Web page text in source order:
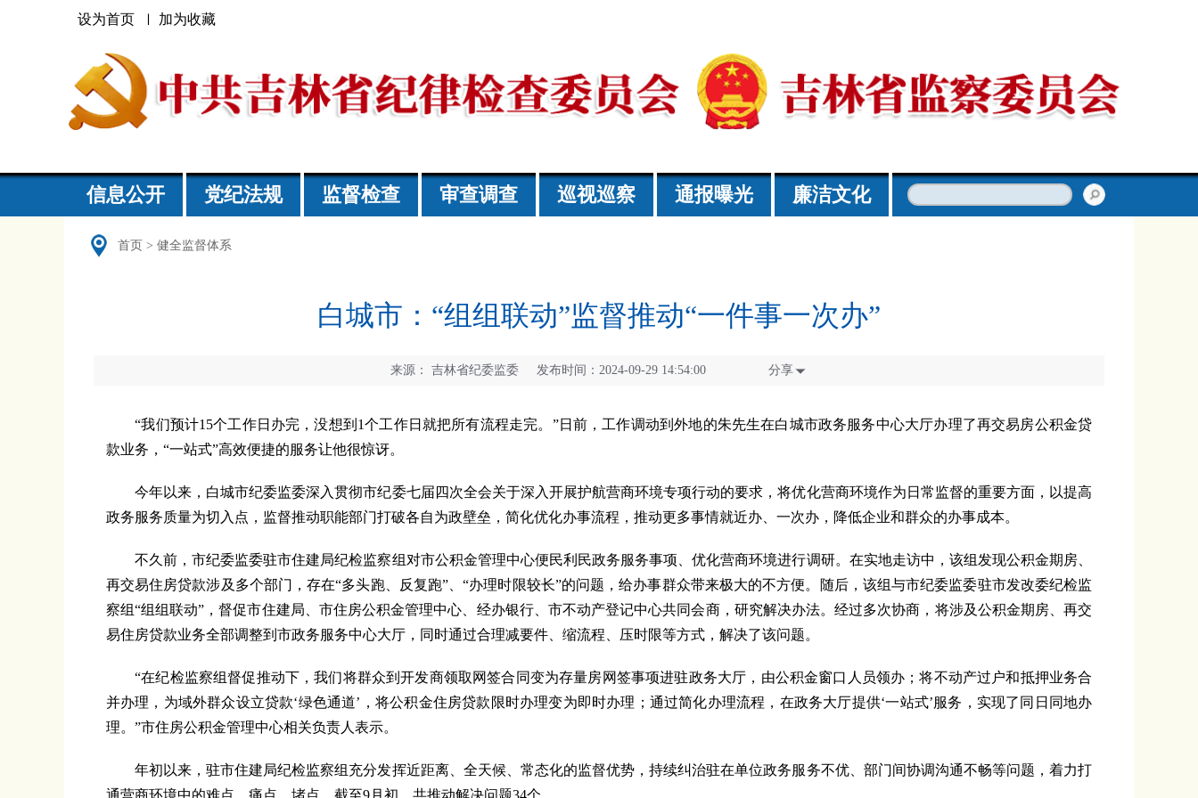
设为首页 加为收藏
信息公开 党纪法规 监督检查 审查调查 巡视巡察 通报曝光 廉洁文化
首页 >健全监督体系
白城市：“组组联动”监督推动“一件事一次办”
来源： 吉林省纪委监委 发布时间：2024-09-29 14:54:00 分享
“我们预计15个工作日办完，没想到1个工作日就把所有流程走完。”日前，工作调动到外地的朱先生在白城市政务服务中心大厅办理了再交易房公积金贷
款业务，“一站式”高效便捷的服务让他很惊讶。
今年以来，白城市纪委监委深入贯彻市纪委七届四次全会关于深入开展护航营商环境专项行动的要求，将优化营商环境作为日常监督的重要方面，以提高
政务服务质量为切入点，监督推动职能部门打破各自为政壁垒，简化优化办事流程，推动更多事情就近办、一次办，降低企业和群众的办事成本。
不久前，市纪委监委驻市住建局纪检监察组对市公积金管理中心便民利民政务服务事项、优化营商环境进行调研。在实地走访中，该组发现公积金期房、
再交易住房贷款涉及多个部门，存在“多头跑、反复跑”、“办理时限较长”的问题，给办事群众带来极大的不方便。随后，该组与市纪委监委驻市发改委纪检监
察组“组组联动”，督促市住建局、市住房公积金管理中心、经办银行、市不动产登记中心共同会商，研究解决办法。经过多次协商，将涉及公积金期房、再交
易住房贷款业务全部调整到市政务服务中心大厅，同时通过合理减要件、缩流程、压时限等方式，解决了该问题。
“在纪检监察组督促推动下，我们将群众到开发商领取网签合同变为存量房网签事项进驻政务大厅，由公积金窗口人员领办；将不动产过户和抵押业务合
并办理，为域外群众设立贷款‘绿色通道’，将公积金住房贷款限时办理变为即时办理；通过简化办理流程，在政务大厅提供‘一站式’服务，实现了同日同地办
理。”市住房公积金管理中心相关负责人表示。
年初以来，驻市住建局纪检监察组充分发挥近距离、全天候、常态化的监督优势，持续纠治驻在单位政务服务不优、部门间协调沟通不畅等问题，着力打
通营商环境中的难点、痛点、堵点。截至9月初，共推动解决问题34个。